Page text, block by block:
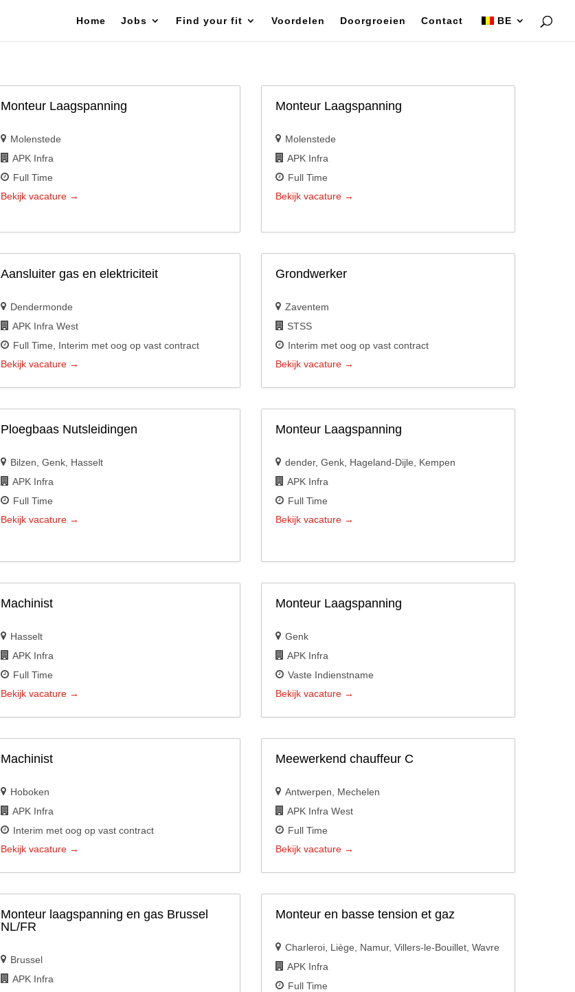
Home Jobs Find your fit Voordelen Doorgroeien Contact BE
Monteur Laagspanning
Molenstede
APK Infra
Full Time
Bekijk vacature
Monteur Laagspanning
Molenstede
APK Infra
Full Time
Bekijk vacature
Aansluiter gas en elektriciteit
Dendermonde
APK Infra West
Full Time
Interim met oog op vast contract
Bekijk vacature
Grondwerker
Zaventem
STSS
Interim met oog op vast contract
Bekijk vacature
Ploegbaas Nutsleidingen
Bilzen Genk Hasselt
APK Infra
Full Time
Bekijk vacature
Monteur Laagspanning
dender Genk Hageland-Dijle
Kempen
APK Infra
Full Time
Bekijk vacature
Machinist
Hasselt
APK Infra
Full Time
Bekijk vacature
Monteur Laagspanning
Genk
APK Infra
Vaste Indienstname
Bekijk vacature
Machinist
Hoboken
APK Infra
Interim met oog op vast contract
Bekijk vacature
Meewerkend chauffeur C
Antwerpen
Mechelen
APK Infra West
Full Time
Bekijk vacature
Monteur laagspanning en gas Brussel
NL/FR
Brussel
APK Infra
Monteur en basse tension et gaz
Charleroi Liège Namur Villers-le-Bouillet Wavre
APK Infra
Full Time